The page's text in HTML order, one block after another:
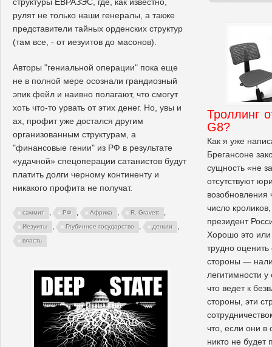
рулят не только наши генералы, а также
представители тайных орденских структур
(там все, - от иезуитов до масонов).
Авторы "гениальной операции" пока еще
не в полной мере осознали грандиозный
эпик фейл и наивно полагают, что смогут
хоть что-то урвать от этих денег. Но, увы и
ах, профит уже достался другим
организованным структурам, а
"финансовые гении" из РФ в результате
«удачной» спецоперации сатанистов будут
платить долги черному континенту и
никакого профита не получат.
саммит , РФ , Африка , R. Gravett ,
Иезуиты , Глубинное государство , деньги ,
власть
Троллинг
G8?
Как я уже
Брегансоне
сущность «не
отсутствуют
возобновления
число
президент
Хорошо это
трудно
стороны —
легитимности у
что ведет к
стороны, эти
что, если они в
никто не будет